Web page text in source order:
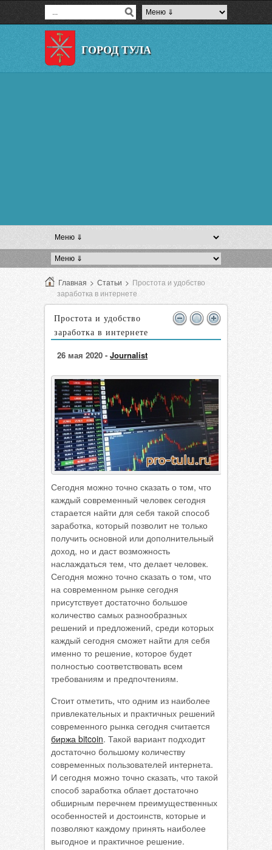
ГОРОД ТУЛА
Главная > Статьи > Простота и удобство
заработка в интернете
Простота и удобство
заработка в интернете
26 мая 2020 - Journalist
Сегодня можно точно сказать о том, что
каждый современный человек сегодня
старается найти для себя такой способ
заработка, который позволит не только
получить основной или дополнительный
доход, но и даст возможность
наслаждаться тем, что делает человек.
Сегодня можно точно сказать о том, что
на современном рынке сегодня
присутствует достаточно большое
количество самых разнообразных
решений и предложений, среди которых
каждый сегодня сможет найти для себя
именно то решение, которое будет
полностью соответствовать всем
требованиям и предпочтениям.
Стоит отметить, что одним из наиболее
привлекательных и практичных решений
современного рынка сегодня считается
биржа bitcoin. Такой вариант подходит
достаточно большому количеству
современных пользователей интернета.
И сегодня можно точно сказать, что такой
способ заработка облает достаточно
обширным перечнем преимущественных
особенностей и достоинств, которые и
позволяют каждому принять наиболее
выгодное и практичное решение.